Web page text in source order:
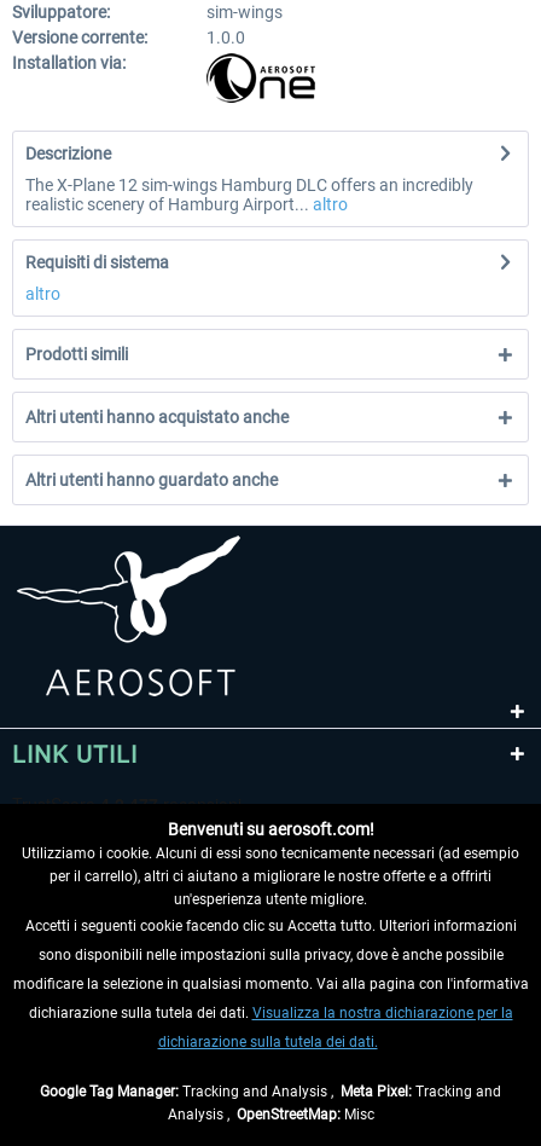
Sviluppatore:
sim-wings
Versione corrente:
1.0.0
Installation via:
Descrizione
The X-Plane 12 sim-wings Hamburg DLC offers an incredibly
realistic scenery of Hamburg Airport... altro
Requisiti di sistema
altro
Prodotti simili
Altri utenti hanno acquistato anche
Altri utenti hanno guardato anche
LINK UTILI
RECEDERE DAL CONTRATTO
INFORMAZIONI
Benvenuti su aerosoft.com!
Utilizziamo i cookie. Alcuni di essi sono tecnicamente necessari (ad esempio
per il carrello), altri ci aiutano a migliorare le nostre offerte e a offrirti
un'esperienza utente migliore.
Accetti i seguenti cookie facendo clic su Accetta tutto. Ulteriori informazioni
sono disponibili nelle impostazioni sulla privacy, dove è anche possibile
modificare la selezione in qualsiasi momento. Vai alla pagina con l'informativa
dichiarazione sulla tutela dei dati. Visualizza la nostra dichiarazione per la
dichiarazione sulla tutela dei dati.
Google Tag Manager: Tracking and Analysis , Meta Pixel: Tracking and
Analysis , OpenStreetMap:Misc